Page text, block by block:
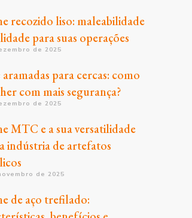
recozido liso: maleabilidade
para suas operações
de 2025
aramadas para cercas: como
com mais segurança?
de 2025
MTC e a sua versatilidade
indústria de artefatos
de 2025
de aço trefilado: